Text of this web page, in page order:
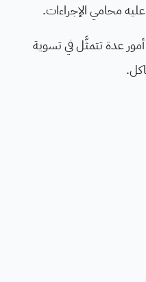
محامي الإجراءات.
عدة تتمثَّل في تسوية